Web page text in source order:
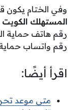
وفي الختام يكون
المستهلك الكويت ٢٤ ساعة الخط الساخن
رقم هاتف حماية
رقم واتساب
اقرأ أيضًا:
متى موعد تحري